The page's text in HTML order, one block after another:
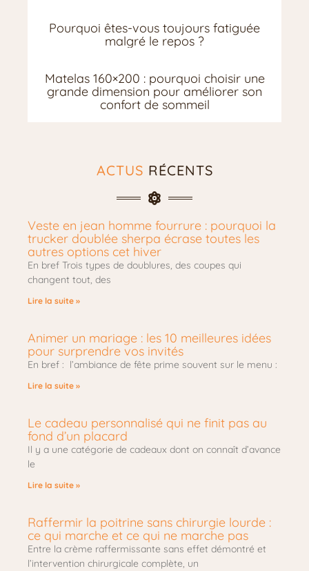
Pourquoi êtes-vous toujours fatiguée
malgré le repos ?
Matelas 160×200 : pourquoi choisir une
grande dimension pour améliorer son
confort de sommeil
ACTUS RÉCENTS
Veste en jean homme fourrure : pourquoi la
trucker doublée sherpa écrase toutes les
autres options cet hiver
En bref Trois types de doublures, des coupes qui
changent tout, des
Lire la suite »
Animer un mariage : les 10 meilleures idées
pour surprendre vos invités
En bref : l’ambiance de fête prime souvent sur le menu :
Lire la suite »
Le cadeau personnalisé qui ne finit pas au
fond d’un placard
Il y a une catégorie de cadeaux dont on connaît d’avance
le
Lire la suite »
Raffermir la poitrine sans chirurgie lourde :
ce qui marche et ce qui ne marche pas
Entre la crème raffermissante sans effet démontré et
l’intervention chirurgicale complète, un